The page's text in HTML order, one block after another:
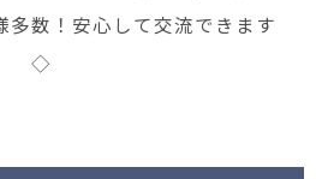
数！安心して交流できます
◇